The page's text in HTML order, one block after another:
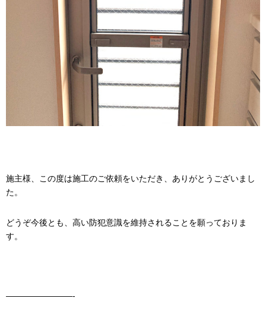
施主様、この度は施工のご依頼をいただき、ありがとうございまし
た。
どうぞ今後とも、高い防犯意識を維持されることを願っておりま
す。
————————-